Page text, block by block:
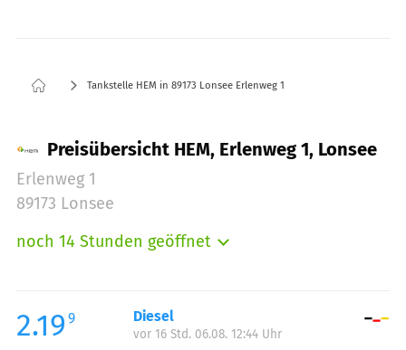
Tankstelle HEM in 89173 Lonsee Erlenweg 1
Preisübersicht HEM, Erlenweg 1, Lonsee
Erlenweg 1
89173 Lonsee
noch 14 Stunden geöffnet
Mittwoch:
06:00-22:00
Donnerstag:
2.19 9 Diesel
vor 16 Std. 06.08. 12:44 Uhr